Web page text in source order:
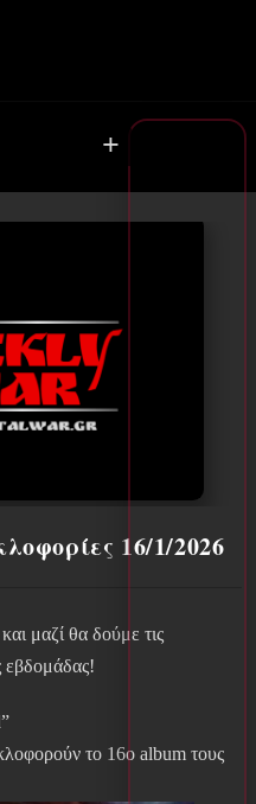
+
16/1/2026
μαζί θα δούμε τις
εβδομάδας!
το 16ο album τους